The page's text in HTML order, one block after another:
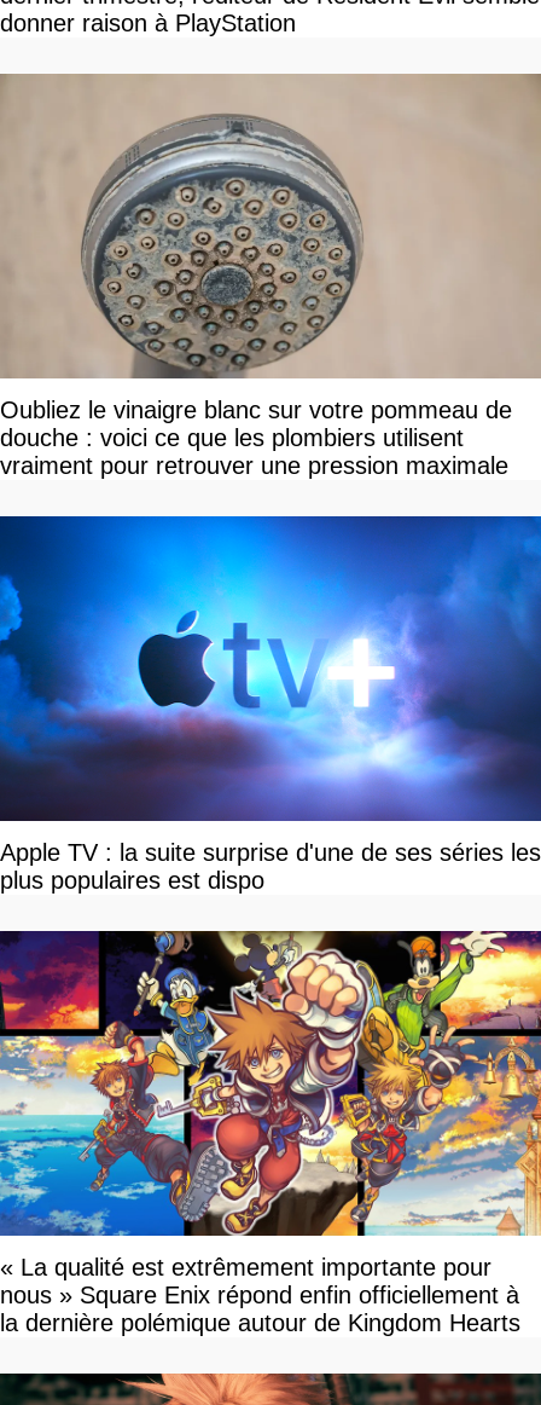
donner raison à PlayStation
Oubliez le vinaigre blanc sur votre pommeau de
douche : voici ce que les plombiers utilisent
vraiment pour retrouver une pression maximale
Apple TV : la suite surprise d'une de ses séries les
plus populaires est dispo
« La qualité est extrêmement importante pour
nous » Square Enix répond enfin officiellement à
la dernière polémique autour de Kingdom Hearts